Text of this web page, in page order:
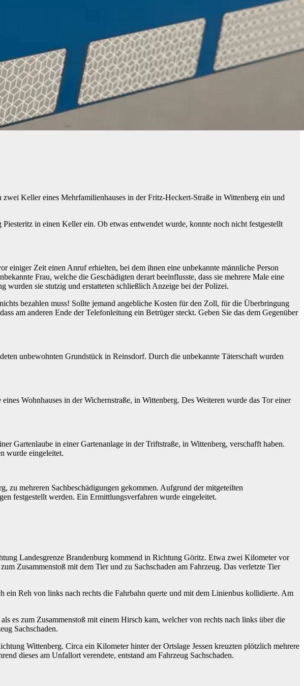
Keller eines Mehrfamilienhauses in der Fritz-Heckert-Straße in Wittenberg ein und
in einen Keller ein. Ob etwas entwendet wurde, konnte noch nicht festgestellt
einiger Zeit einen Anruf erhielten, bei dem ihnen eine unbekannte männliche Person
Frau, welche die Geschädigten derart beeinflusste, dass sie mehrere Male eine
wurden sie stutzig und erstatteten schließlich Anzeige bei der Polizei.
bezahlen muss! Sollte jemand angebliche Kosten für den Zoll, für die Überbringung
am anderen Ende der Telefonleitung ein Betrüger steckt. Geben Sie das dem Gegenüber
unbewohnten Grundstück in Reinsdorf. Durch die unbekannte Täterschaft wurden
Wohnhauses in der Wichernstraße, in Wittenberg. Des Weiteren wurde das Tor einer
Gartenlaube in einer Gartenanlage in der Triftstraße, in Wittenberg, verschafft haben.
wurde eingeleitet.
zu mehreren Sachbeschädigungen gekommen. Aufgrund der mitgeteilten
festgestellt werden. Ein Ermittlungsverfahren wurde eingeleitet.
Landesgrenze Brandenburg kommend in Richtung Göritz. Etwa zwei Kilometer vor
Zusammenstoß mit dem Tier und zu Sachschaden am Fahrzeug. Das verletzte Tier
Reh von links nach rechts die Fahrbahn querte und mit dem Linienbus kollidierte. Am
es zum Zusammenstoß mit einem Hirsch kam, welcher von rechts nach links über die
Sachschaden.
Wittenberg. Circa ein Kilometer hinter der Ortslage Jessen kreuzten plötzlich mehrere
dieses am Unfallort verendete, entstand am Fahrzeug Sachschaden.